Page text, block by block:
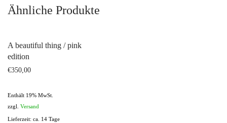
Ähnliche Produkte
A beautiful thing / pink
edition
€350,00
Enthält 19% MwSt.
zzgl. Versand
Lieferzeit: ca. 14 Tage